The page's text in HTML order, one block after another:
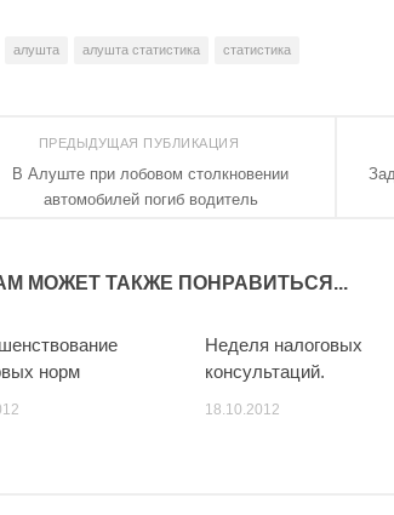
алушта алушта статистика статистика
ПРЕДЫДУЩАЯ ПУБЛИКАЦИЯ
В Алуште при лобовом столкновении
автомобилей погиб водитель
МОЖЕТ ТАКЖЕ ПОНРАВИТЬСЯ...
норм
Неделя налоговых
консультаций.
18.10.2012